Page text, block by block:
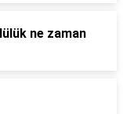
ne zaman